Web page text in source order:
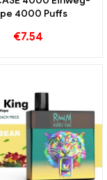
4000 Puffs
€7.54